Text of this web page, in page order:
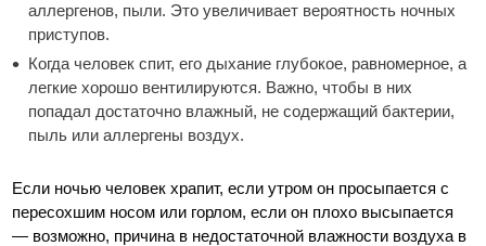
аллергенов, пыли. Это увеличивает вероятность ночных
приступов.
Когда человек спит, его дыхание глубокое, равномерное, а
легкие хорошо вентилируются. Важно, чтобы в них
попадал достаточно влажный, не содержащий бактерии,
пыль или аллергены воздух.
Если ночью человек храпит, если утром он просыпается с
пересохшим носом или горлом, если он плохо высыпается
— возможно, причина в недостаточной влажности воздуха в